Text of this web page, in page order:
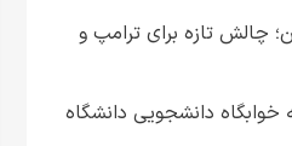
چالش تازه برای ترامپ و
خوابگاه دانشجویی دانشگاه